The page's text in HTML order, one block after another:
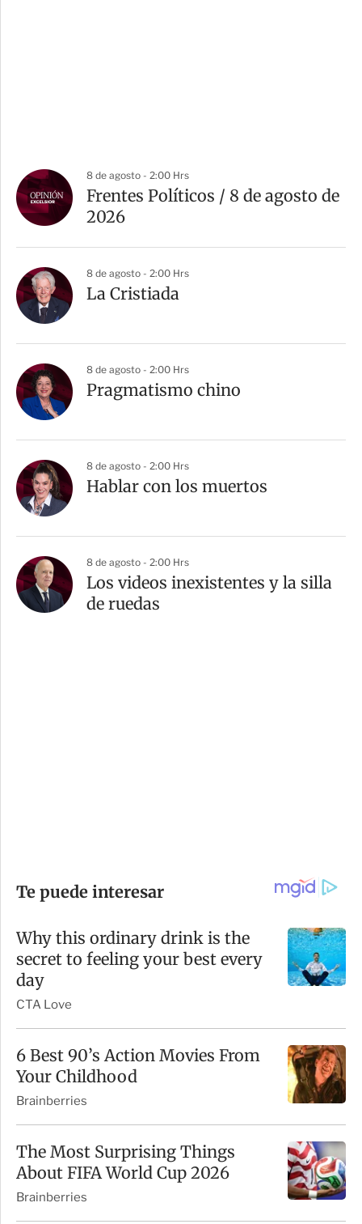
8 de agosto - 2:00 Hrs
Frentes Políticos / 8 de agosto de
2026
8 de agosto - 2:00 Hrs
La Cristiada
8 de agosto - 2:00 Hrs
Pragmatismo chino
8 de agosto - 2:00 Hrs
Hablar con los muertos
8 de agosto - 2:00 Hrs
Los videos inexistentes y la silla
de ruedas